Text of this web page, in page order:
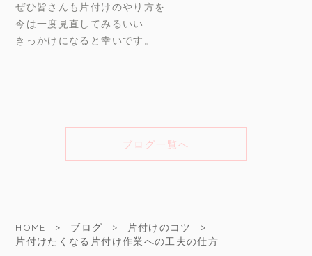
ぜひ皆さんも片付けのやり方を
今は一度見直してみるいい
きっかけになると幸いです。
ブログ一覧へ
HOME ブログ
片付けのコツ
片付けたくなる片付け作業への工夫の仕方